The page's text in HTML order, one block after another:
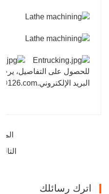
للحصول على التفاصيل،
البريد الإلكتروني.
اترك رسائلك